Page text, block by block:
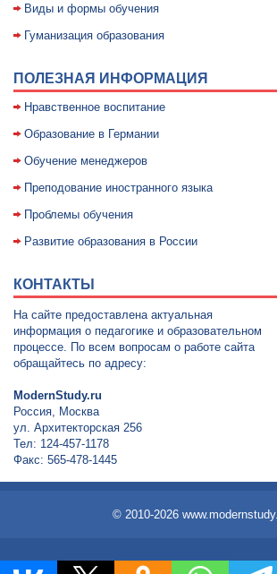
Виды и формы обучения
Гуманизация образования
ПОЛЕЗНАЯ ИНФОРМАЦИЯ
Нравственное воспитание
Образование в Германии
Обучение менеджеров
Преподование иностранного языка
Проблемы обучения
Развитие образования в России
КОНТАКТЫ
На сайте предоставлена актуальная
информация о педагогике и образовательном
процессе. По всем вопросам о работе сайта
обращайтесь по адресу:
ModernStudy.ru
Россия, Москва
ул. Архитекторская 256
Тел: 124-457-1178
Факс: 565-478-1445
© 2010-2026